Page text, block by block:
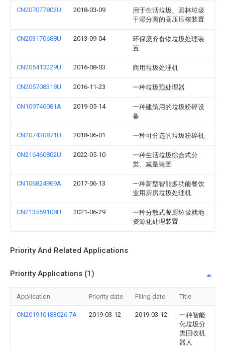
CN207077802U 2018-03-09
用于生活垃圾、园林垃圾
干湿分离的高压压榨装置
CN203170688U 2013-09-04
环保废弃食物垃圾处理装
置
CN205413229U 2016-08-03 商用垃圾处理机
CN205708318U 2016-11-23 一种垃圾预处理器
CN109746081A 2019-05-14
一种建筑用的垃圾粉碎设
备
CN207430871U 2018-06-01 一种可分选的垃圾粉碎机
CN216460802U 2022-05-10
一种生活垃圾综合式分
类、减量装置
CN106824969A 2017-06-13
一种新型智能多功能餐饮
业用厨房垃圾处理机
CN213559108U 2021-06-29
一种分散式餐厨垃圾就地
资源化处理装置
Priority And Related Applications
Priority Applications (1)
Application Priority date Filing date Title
CN201910183026.7A 2019-03-12 2019-03-12
一种智能
化垃圾分
类回收机
器人